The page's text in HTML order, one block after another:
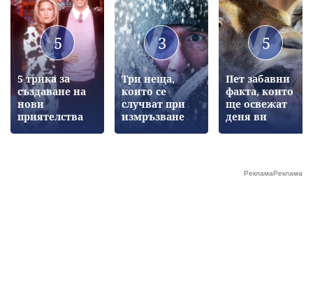
5
5 трика за
създаване на
нови
приятелства
3
Три неща,
които се
случват при
измръзване
5
Пет забавни
факта, които
ще освежат
деня ви